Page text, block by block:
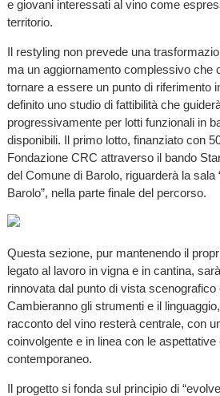
e giovani interessati al vino come
territorio.
Il restyling non prevede una
ma un aggiornamento complessivo che
tornare a essere un punto di riferimento
definito uno studio di fattibilità che
progressivamente per lotti funzionali in
disponibili. Il primo lotto, finanziato con
Fondazione CRC attraverso il bando
del Comune di Barolo, riguarderà la sala
Barolo”, nella parte finale del percorso.
Questa sezione, pur mantenendo il
legato al lavoro in vigna e in cantina,
rinnovata dal punto di vista scenografico
Cambieranno gli strumenti e il
racconto del vino resterà centrale, con
coinvolgente e in linea con le aspettative
contemporaneo.
Il progetto si fonda sul principio di